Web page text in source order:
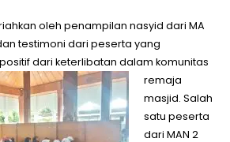
oleh penampilan nasyid dari MA
testimoni dari peserta yang
dari keterlibatan dalam komunitas
remaja
masjid. Salah
satu peserta
dari MAN 2